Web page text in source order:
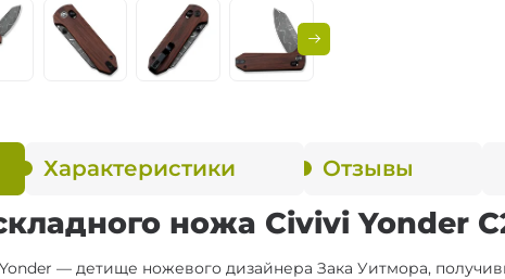
Характеристики Отзывы
ножа Civivi Yonder
— детище ножевого дизайнера Зака Уитмора,